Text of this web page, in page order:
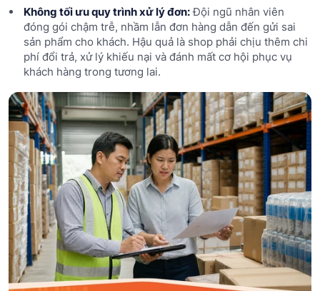
Không tối ưu quy trình xử lý đơn:Đội ngũ nhân viên
đóng gói chậm trễ, nhầm lẫn đơn hàng dẫn đến gửi sai
sản phẩm cho khách. Hậu quả là shop phải chịu thêm chi
phí đổi trả, xử lý khiếu nại và đánh mất cơ hội phục vụ
khách hàng trong tương lai.